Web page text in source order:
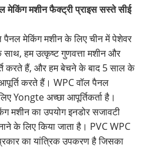
मेकिंग मशीन फैक्ट्री प्राइस सस्ते सीई
पैनल मेकिंग मशीन के लिए चीन में पेशेवर
साथ, हम उत्कृष्ट गुणवत्ता मशीन और
करते हैं, और हम बेचने के बाद 5 साल के
करते हैं। WPC वॉल पैनल
Yongte अच्छा आपूर्तिकर्ता है।
मशीन का उपयोग इनडोर सजावटी
के लिए किया जाता है। PVC WPC
का यांत्रिक उपकरण है जिसका